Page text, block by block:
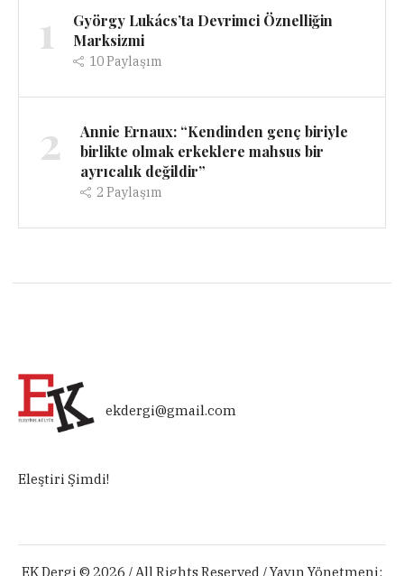
1
György Lukács’ta Devrimci Öznelliğin
Marksizmi
10Paylaşım
2
Annie Ernaux: “Kendinden genç biriyle
birlikte olmak erkeklere mahsus bir
ayrıcalık değildir”
2 Paylaşım
ekdergi@gmail.com
Eleştiri Şimdi!
EK Dergi © 2026 / All Rights Reserved / Yayın Yönetmeni: